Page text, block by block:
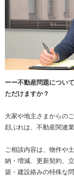
ーー不動産問題につい
ただけますか？
大家や地主さまからの
顔ぶれは、不動産関連
ご相談内容は、物件や
納・増減、更新契約、
築・建設絡みの特殊な